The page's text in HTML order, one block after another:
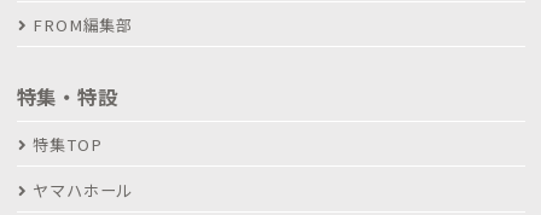
FROM編集部
特集・特設
特集TOP
ヤマハホール